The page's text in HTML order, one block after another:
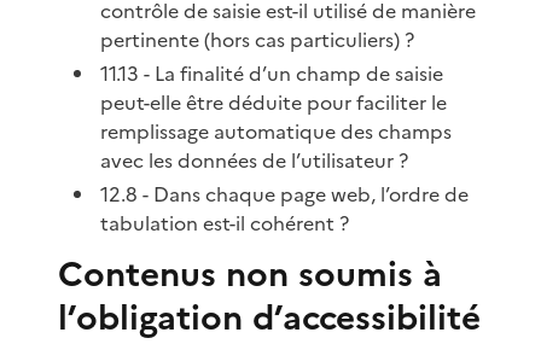
contrôle de saisie est-il utilisé de manière
pertinente (hors cas particuliers) ?
11.13 - La finalité d’un champ de saisie
peut-elle être déduite pour faciliter le
remplissage automatique des champs
avec les données de l’utilisateur ?
12.8 - Dans chaque page web, l’ordre de
tabulation est-il cohérent ?
Contenus non soumis à
l’obligation d’accessibilité